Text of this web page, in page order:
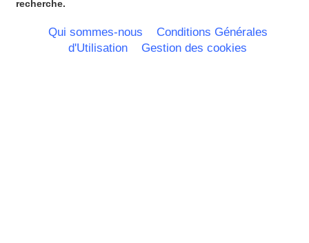
Nord Pas de Calais - Belgique -
Pays Bas
Pays de la Loire
recherche.
Qui sommes-nous
Conditions Générales
d'Utilisation
Gestion des cookies